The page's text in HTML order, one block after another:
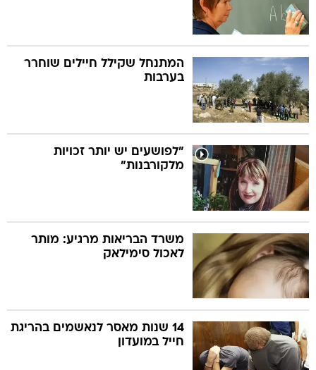
המתנחל שקילל חיילים שוחרר
בערבות
"לפושעים יש יותר זכויות
מלקורבנות"
משרד הבריאות מרגיע: מותר
לאכול סימילאק
14 שנות מאסר לנאשמים בהריגת
חייל במועדון